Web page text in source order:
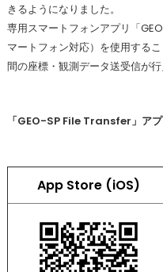
きるようになりました。
専用スマートフォンアプリ「
マートフォン対応）を使用する
間の座標・観測データ送受信が行
「GEO-SP File Transfer」アプ
App Store (iOS)